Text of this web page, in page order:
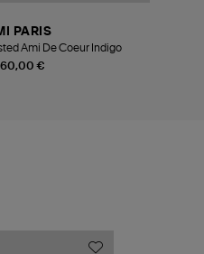
€
PARIS
Ami De Coeur Indigo